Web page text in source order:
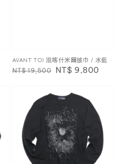
AVANT TOI 混喀什米爾披巾 / 水藍
Regular
NT$ 19,500 Sale
NT$ 9,800